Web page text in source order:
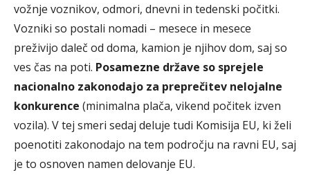
vožnje voznikov, odmori, dnevni in tedenski počitki.
Vozniki so postali nomadi – mesece in mesece
preživijo daleč od doma, kamion je njihov dom, saj so
ves čas na poti. Posamezne države so sprejele
nacionalno zakonodajo za preprečitev nelojalne
konkurence (minimalna plača, vikend počitek izven
vozila). V tej smeri sedaj deluje tudi Komisija EU, ki želi
poenotiti zakonodajo na tem področju na ravni EU, saj
je to osnoven namen delovanje EU.